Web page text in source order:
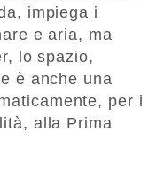
impiega i
e aria, ma
lo spazio,
è anche una
per i
alla Prima